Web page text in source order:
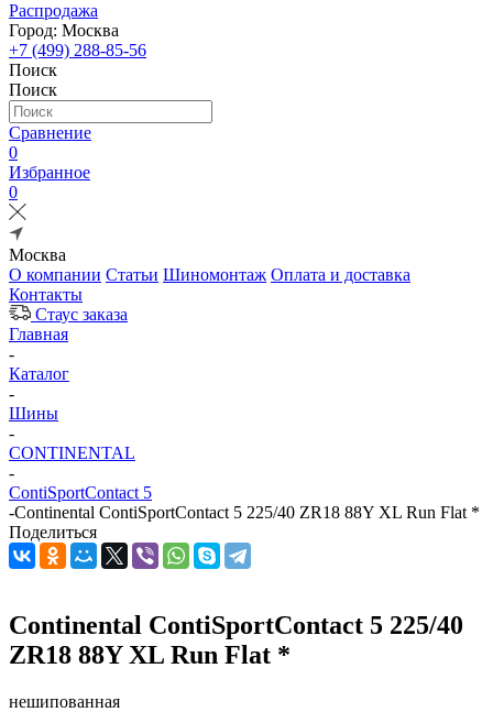
Распродажа
Город: Москва
+7 (499) 288-85-56
Поиск
Поиск
Сравнение
0
Избранное
0
Москва
О компании Статьи Шиномонтаж Оплата и доставка
Контакты
Стаус заказа
Главная
-
Каталог
-
Шины
-
CONTINENTAL
-
ContiSportContact 5
-Continental ContiSportContact 5 225/40 ZR18 88Y XL Run Flat *
Поделиться
Continental ContiSportContact 5 225/40
ZR18 88Y XL Run Flat *
нешипованная